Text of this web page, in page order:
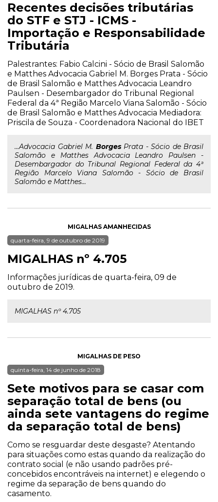
Recentes decisões tributárias
do STF e STJ - ICMS -
Importação e Responsabilidade
Tributária
Palestrantes: Fabio Calcini - Sócio de Brasil Salomão
e Matthes Advocacia Gabriel M. Borges Prata - Sócio
de Brasil Salomão e Matthes Advocacia Leandro
Paulsen - Desembargador do Tribunal Regional
Federal da 4ª Região Marcelo Viana Salomão - Sócio
de Brasil Salomão e Matthes Advocacia Mediadora:
Priscila de Souza - Coordenadora Nacional do IBET
...Advocacia Gabriel M. BorgesPrata - Sócio de Brasil
Salomão e Matthes Advocacia Leandro Paulsen -
Desembargador do Tribunal Regional Federal da 4ª
Região Marcelo Viana Salomão - Sócio de Brasil
Salomão e Matthes...
MIGALHAS AMANHECIDAS
quarta-feira, 9 de outubro de 2019
MIGALHAS nº 4.705
Informações jurídicas de quarta-feira, 09 de
outubro de 2019.
MIGALHAS nº 4.705
MIGALHAS DE PESO
quinta-feira, 14 de junho de 2018
Sete motivos para se casar com
separação total de bens (ou
ainda sete vantagens do regime
da separação total de bens)
Como se resguardar deste desgaste? Atentando
para situações como estas quando da realização do
contrato social (e não usando padrões pré-
concebidos encontráveis na internet) e elegendo o
regime da separação de bens quando do
casamento.